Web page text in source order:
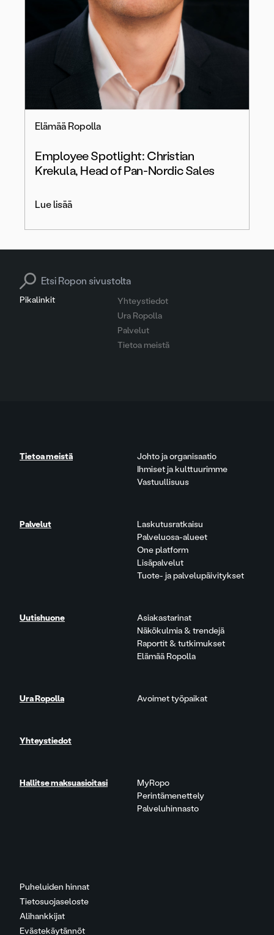
Elämää Ropolla
Employee Spotlight: Christian
Krekula, Head of Pan-Nordic Sales
Lue lisää
Pikalinkit
Yhteystiedot
Ura Ropolla
Palvelut
Tietoa meistä
Search for:
Puheluiden hinnat
Tietosuojaseloste
Alihankkijat
Evästekäytännöt
Tietoa meistä
Johto ja organisaatio
Ihmiset ja kulttuurimme
Vastuullisuus
Palvelut
Laskutusratkaisu
Palveluosa-alueet
One platform
Lisäpalvelut
Tuote- ja palvelupäivitykset
Uutishuone
Asiakastarinat
Näkökulmia & trendejä
Raportit & tutkimukset
Elämää Ropolla
Ura Ropolla Avoimet työpaikat
Yhteystiedot
Hallitse maksuasioitasi
MyRopo
Perintämenettely
Palveluhinnasto